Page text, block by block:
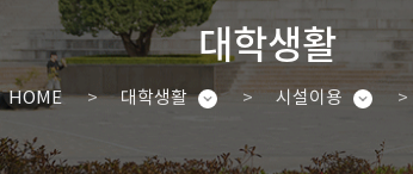
대학생활
HOME 대학생활 시설이용